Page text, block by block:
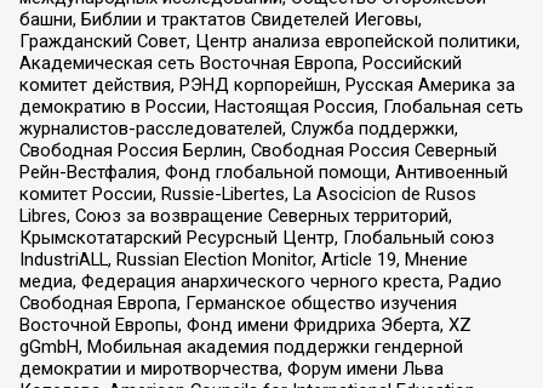
башни, Библии и трактатов Свидетелей Иеговы,
Гражданский Совет, Центр анализа европейской политики,
Академическая сеть Восточная Европа, Российский
комитет действия, РЭНД корпорейшн, Русская Америка за
демократию в России, Настоящая Россия, Глобальная сеть
журналистов-расследователей, Служба поддержки,
Свободная Россия Берлин, Свободная Россия Северный
Рейн-Вестфалия, Фонд глобальной помощи, Антивоенный
комитет России, Russie-Libertes, La Asocicion de Rusos
Libres, Союз за возвращение Северных территорий,
Крымскотатарский Ресурсный Центр, Глобальный союз
IndustriALL, Russian Election Monitor, Article 19, Мнение
медиа, Федерация анархического черного креста, Радио
Свободная Европа, Германское общество изучения
Восточной Европы, Фонд имени Фридриха Эберта, XZ
gGmbH, Мобильная академия поддержки гендерной
демократии и миротворчества, Форум имени Льва